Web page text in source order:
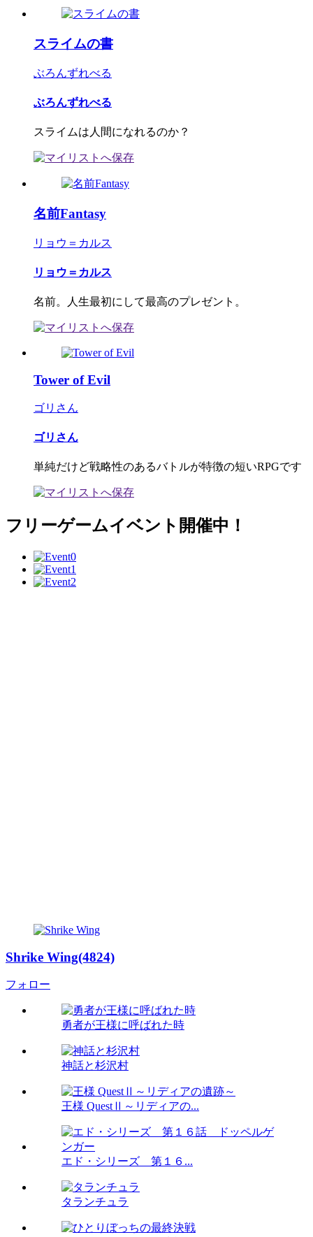
スライムの書
ぶろんずれべる
ぶろんずれべる
スライムは人間になれるのか？
名前Fantasy
リョウ＝カルス
リョウ＝カルス
名前。人生最初にして最高のプレゼント。
Tower of Evil
ゴリさん
ゴリさん
単純だけど戦略性のあるバトルが特徴の短いRPGです
フリーゲームイベント開催中！
Shrike Wing(4824)
フォロー
勇者が王様に呼ばれた時
神話と杉沢村
王様 QuestⅡ～リディアの...
エド・シリーズ 第１６...
タランチュラ